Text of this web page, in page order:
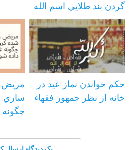
گردن بند طلايي اسم الله
حكم خواندن نماز عيد در
خانه از نظر جمهور فقهاء
مریض
ساري